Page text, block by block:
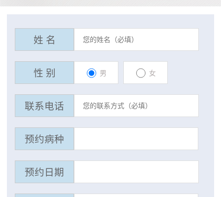
姓 名
性 别 男 女
联系电话
预约病种
预约日期